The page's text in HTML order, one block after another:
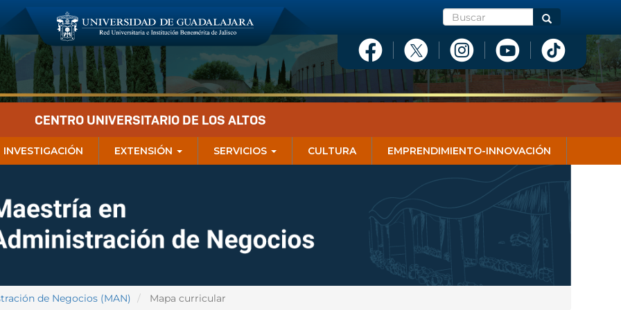
Buscar Buscar
CENTRO UNIVERSITARIO DE LOS ALTOS
INVESTIGACIÓN EXTENSIÓN SERVICIOS CULTURA EMPRENDIMIENTO-INNOVACIÓN
de Negocios (MAN) Mapa curricular